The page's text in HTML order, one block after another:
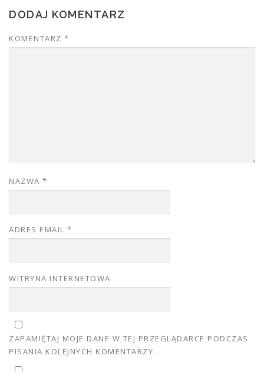
DODAJ KOMENTARZ
KOMENTARZ *
NAZWA *
ADRES EMAIL *
WITRYNA INTERNETOWA
ZAPAMIĘTAJ MOJE DANE W TEJ PRZEGLĄDARCE PODCZAS
PISANIA KOLEJNYCH KOMENTARZY.